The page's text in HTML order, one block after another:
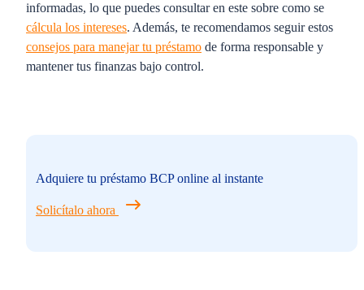
informadas, lo que puedes consultar en este sobre como se
cálcula los intereses. Además, te recomendamos seguir estos
consejos para manejar tu préstamo de forma responsable y
mantener tus finanzas bajo control.
Adquiere tu préstamo BCP online al instante
Solicítalo ahora